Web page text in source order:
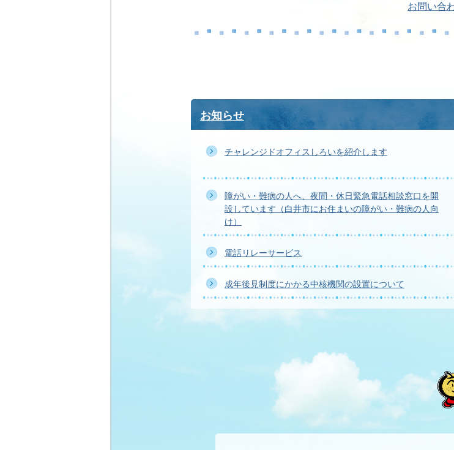
お問い合
お知らせ
チャレンジドオフィスしろいを紹介します
障がい・難病の人へ、夜間・休日緊急電話相談窓口を開
設しています（白井市にお住まいの障がい・難病の人向
け）
電話リレーサービス
成年後見制度にかかる中核機関の設置について